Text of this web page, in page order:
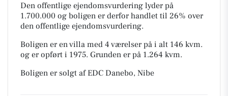
Den offentlige ejendomsvurdering lyder på
1.700.000 og boligen er derfor handlet til 26% over
den offentlige ejendomsvurdering.
Boligen er en villa med 4 værelser på i alt 146 kvm.
og er opført i 1975. Grunden er på 1.264 kvm.
Boligen er solgt af EDC Danebo, Nibe